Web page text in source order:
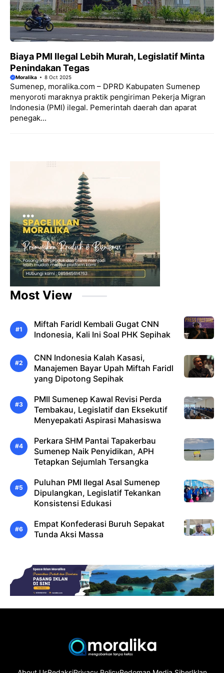
Biaya PMI Ilegal Lebih Murah, Legislatif Minta
Penindakan Tegas
Moralika 8 Oct 2025
Sumenep, moralika.com – DPRD Kabupaten Sumenep
menyoroti maraknya praktik pengiriman Pekerja Migran
Indonesia (PMI) ilegal. Pemerintah daerah dan aparat
penegak...
Most View
Miftah Faridl Kembali Gugat CNN
Indonesia, Kali Ini Soal PHK Sepihak
CNN Indonesia Kalah Kasasi,
Manajemen Bayar Upah Miftah Faridl
yang Dipotong Sepihak
PMII Sumenep Kawal Revisi Perda
Tembakau, Legislatif dan Eksekutif
Menyepakati Aspirasi Mahasiswa
Perkara SHM Pantai Tapakerbau
Sumenep Naik Penyidikan, APH
Tetapkan Sejumlah Tersangka
Puluhan PMI Ilegal Asal Sumenep
Dipulangkan, Legislatif Tekankan
Konsistensi Edukasi
Empat Konfederasi Buruh Sepakat
Tunda Aksi Massa